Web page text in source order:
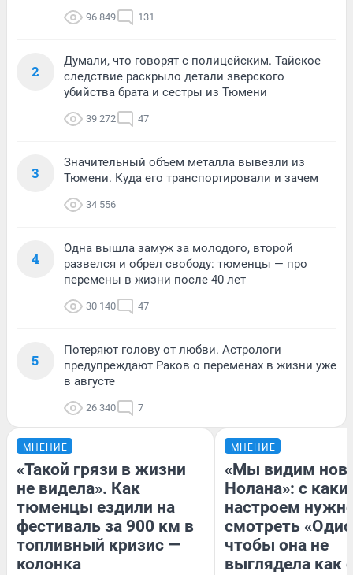
96 849 131
2
Думали, что говорят с полицейским. Тайское
следствие раскрыло детали зверского
убийства брата и сестры из Тюмени
39 272 47
3
Значительный объем металла вывезли из
Тюмени. Куда его транспортировали и зачем
34 556
4
Одна вышла замуж за молодого, второй
развелся и обрел свободу: тюменцы — про
перемены в жизни после 40 лет
30 140 47
5
Потеряют голову от любви. Астрологи
предупреждают Раков о переменах в жизни уже
в августе
26 340 7
МНЕНИЕ
«Такой грязи в жизни
не видела». Как
тюменцы ездили на
фестиваль за 900 км в
топливный кризис —
колонка
МНЕНИЕ
«Мы видим
Нолана»: с
настроем
смотреть
чтобы она не
выглядела как